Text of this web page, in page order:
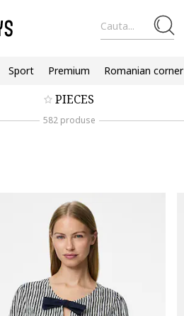
Cauta...
Sport Premium Romanian corner
PIECES
582 produse